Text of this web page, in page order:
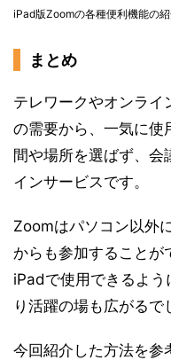
iPad版Zoomの各種便利機能の
まとめ
テレワークやオンライ
の需要から、一気に
間や場所を選ばず、会
インサービスです。
Zoomはパソコン以外
からも参加すること
iPadで使用できるよ
り活躍の場も広がるで
今回紹介した方法を参